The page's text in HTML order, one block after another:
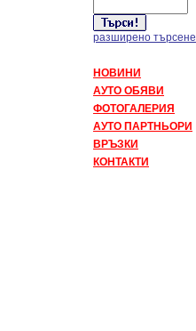
разширено търсене
НОВИНИ
АУТО ОБЯВИ
ФОТОГАЛЕРИЯ
АУТО ПАРТНЬОРИ
ВРЪЗКИ
КОНТАКТИ